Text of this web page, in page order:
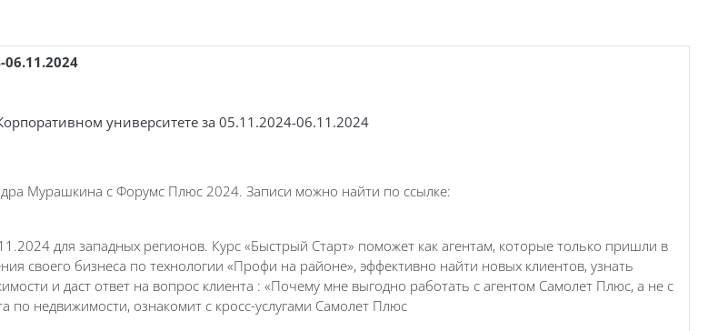
университете за 05.11.2024-06.11.2024
Мурашкина с Форумс Плюс 2024. Записи можно найти по ссылке:
для западных регионов. Курс «Быстрый Старт» поможет как агентам, которые только пришли в
своего бизнеса по технологии «Профи на районе», эффективно найти новых клиентов, узнать
и даст ответ на вопрос клиента : «Почему мне выгодно работать с агентом Самолет Плюс, а не с
по недвижимости, ознакомит с кросс-услугами Самолет Плюс